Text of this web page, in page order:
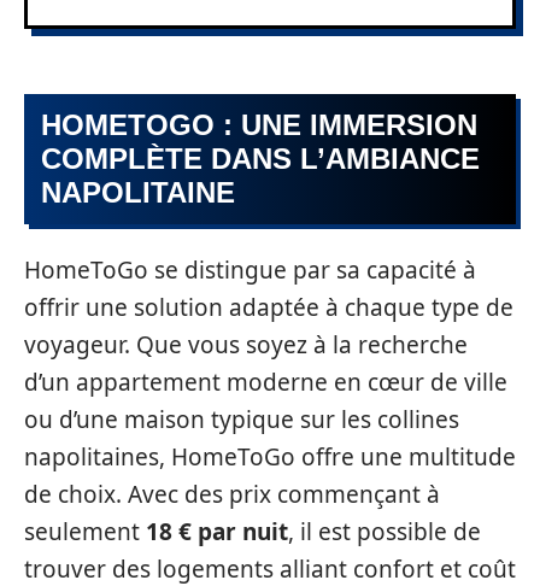
HOMETOGO : UNE IMMERSION
COMPLÈTE DANS L’AMBIANCE
NAPOLITAINE
HomeToGo se distingue par sa capacité à
offrir une solution adaptée à chaque type de
voyageur. Que vous soyez à la recherche
d’un appartement moderne en cœur de ville
ou d’une maison typique sur les collines
napolitaines, HomeToGo offre une multitude
de choix. Avec des prix commençant à
seulement 18 € par nuit, il est possible de
trouver des logements alliant confort et coût